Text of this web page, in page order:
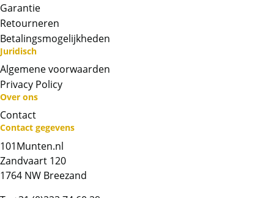
Chat met ons
Garantie
Retourneren
Betalingsmogelijkheden
Juridisch
Algemene voorwaarden
Privacy Policy
Over ons
Contact
Contact gegevens
101Munten.nl
Zandvaart 120
1764 NW Breezand